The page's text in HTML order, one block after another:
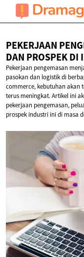
PEKERJAAN
DAN PROSPEKDI
Pekerjaan pengemasan
pasokan dan logistik di
commerce, kebutuhan akan
terus meningkat. Artikel ini
pekerjaan pengemasan,
prospek industri ini di masa